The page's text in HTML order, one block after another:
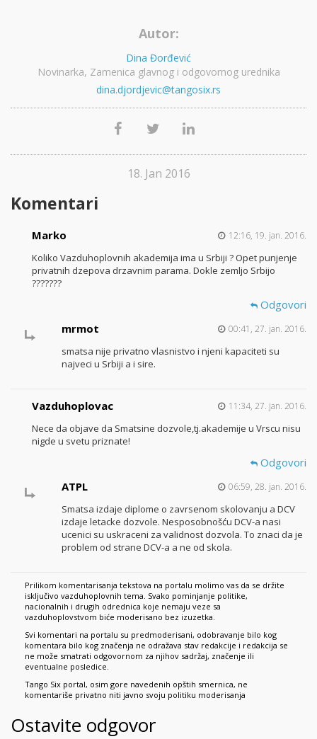
Autor:
Dina Đorđević
Novinarka, Zamenica glavnog i odgovornog urednika
dina.djordjevic@tangosix.rs
18. Jan 2016
Komentari
Marko 12:16, 19. jan. 2016.
Koliko Vazduhoplovnih akademija ima u Srbiji ? Opet punjenje
privatnih dzepova drzavnim parama. Dokle zemljo Srbijo
???????
Odgovori
mrmot
00:41, 27. jan. 2016.
smatsa nije privatno vlasnistvo i njeni kapaciteti su
najveci u Srbiji a i sire.
Vazduhoplovac 11:34, 27. jan. 2016.
Nece da objave da Smatsine dozvole,tj.akademije u Vrscu nisu
nigde u svetu priznate!
Odgovori
ATPL
06:59, 28. jan. 2016.
Smatsa izdaje diplome o zavrsenom skolovanju a DCV
izdaje letacke dozvole. Nesposobnošću DCV-a nasi
ucenici su uskraceni za validnost dozvola. To znaci da je
problem od strane DCV-a a ne od skola.
Prilikom komentarisanja tekstova na portalu molimo vas da se držite
isključivo vazduhoplovnih tema. Svako pominjanje politike,
nacionalnih i drugih odrednica koje nemaju veze sa
vazduhoplovstvom biće moderisano bez izuzetka.
Svi komentari na portalu su predmoderisani, odobravanje bilo kog
komentara bilo kog značenja ne odražava stav redakcije i redakcija se
ne može smatrati odgovornom za njihov sadržaj, značenje ili
eventualne posledice.
Tango Six portal, osim gore navedenih opštih smernica, ne
komentariše privatno niti javno svoju politiku moderisanja
Ostavite odgovor